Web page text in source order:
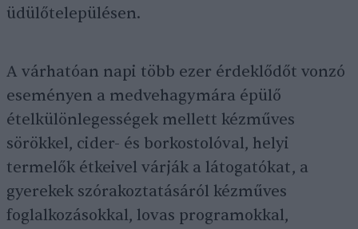
üdülőtelepülésen.
A várhatóan napi több ezer érdeklődőt vonzó
eseményen a medvehagymára épülő
ételkülönlegességek mellett kézműves
sörökkel, cider- és borkostolóval, helyi
termelők étkeivel várják a látogatókat, a
gyerekek szórakoztatásáról kézműves
foglalkozásokkal, lovas programokkal,